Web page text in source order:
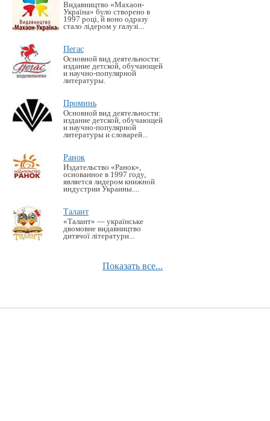
Видавництво «Махаон-
Україна» було створено в
1997 році, й воно одразу
стало лідером у галузі...
Пегас
Основной вид деятельности:
издание детской, обучающей
и научно-популярной
литературы.
Проминь
Основной вид деятельности:
издание детской, обучающей
и научно-популярной
литературы и словарей...
Ранок
Издательство «Ранок»,
основанное в 1997 году,
является лидером книжной
индустрии Украины....
Талант
«Талант» — українське
двомовне видавництво
дитячої літератури...
Показать все...